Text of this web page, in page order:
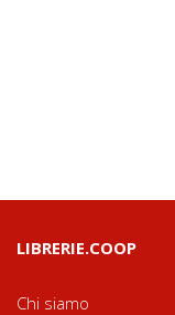
LIBRERIE.COOP
Chi siamo